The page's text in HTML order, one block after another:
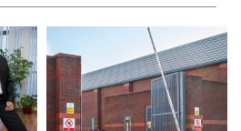
התרבות הבולטים בעיר.
לפרטים המלאים ולהגשת
לעמוד הדרושים של החברה
להגשת מועמדות לחצו כאן